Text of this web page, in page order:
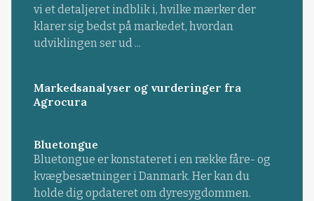
vi et detaljeret indblik i, hvilke mærker der
klarer sig bedst på markedet, hvordan
udviklingen ser ud ...
Markedsanalyser og vurderinger fra
Agrocura
Bluetongue
Bluetongue er konstateret i en række fåre- og
kvægbesætninger i Danmark. Her kan du
holde dig opdateret om dyresygdommen.